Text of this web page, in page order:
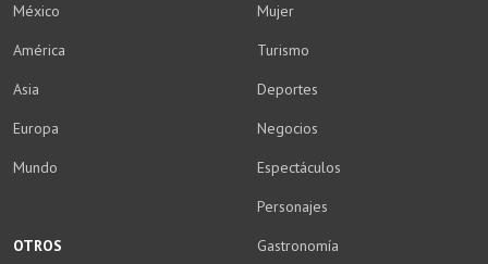
México
América
Asia
Europa
Mundo
Mujer
Turismo
Deportes
Negocios
Espectáculos
Personajes
Gastronomía
OTROS